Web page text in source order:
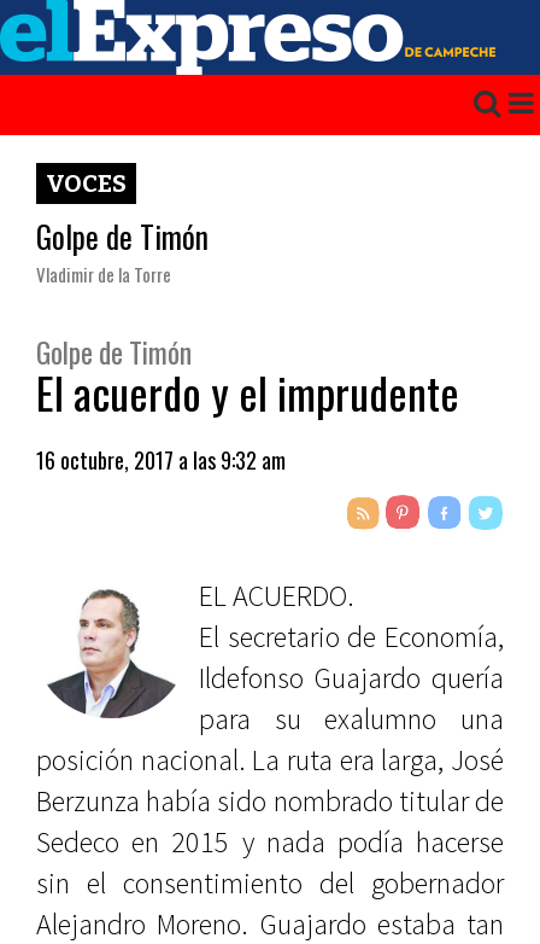
VOCES
Golpe de Timón
Vladimir de la Torre
Golpe de Timón
El acuerdo y el imprudente
16 octubre, 2017 a las 9:32 am
EL ACUERDO.
El secretario de Economía,
Ildefonso Guajardo quería
para su exalumno una
posición nacional. La ruta era larga, José
Berzunza había sido nombrado titular de
Sedeco en 2015 y nada podía hacerse
sin el consentimiento del gobernador
Alejandro Moreno. Guajardo estaba tan